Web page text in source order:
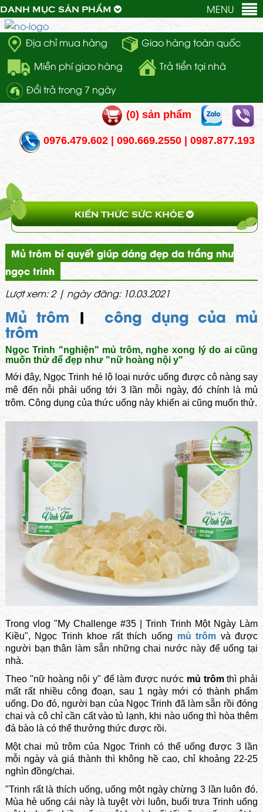
Địa chỉ mua hàng
Giao hàng toàn quốc
Miễn phí giao hàng
Trả tiển tại nhà
Đổi trả trong 7 ngày
(0) sản phẩm
0976.479.602 | 090.669.2550 | 0987.877.193
MENU
DANH MỤC SẢN PHẨM
KIẾN THỨC SỨC KHỎE
Mủ trôm bí quyết giúp dáng đẹp da trắng như
ngọc trinh
Lượt xem: 2 | ngày đăng: 10.03.2021
Mủ trôm | công dụng của mủ
trôm
Ngọc Trinh "nghiện" mủ trôm, nghe xong lý do ai cũng
muốn thử để đẹp như "nữ hoàng nội y"
Mới đây, Ngọc Trinh hé lộ loại nước uống được cô nàng say
mê đến nỗi phải uống tới 3 lần mỗi ngày, đó chính là mủ
trôm. Công dụng của thức uống này khiến ai cũng muốn thử.
Trong vlog "My Challenge #35 | Trinh Trinh Một Ngày Làm
Kiều", Ngọc Trinh khoe rất thích uống mủ trôm và được
người bạn thân làm sẵn những chai nước này để uống tại
nhà.
Theo "nữ hoàng nội y" để làm được nước mủ trômthì phải
mất rất nhiều công đoạn, sau 1 ngày mới có thành phẩm
uống. Do đó, người bạn của Ngọc Trinh đã làm sẵn rồi đóng
chai và cô chỉ cần cất vào tủ lạnh, khi nào uống thì hòa thêm
đá bào là có thể thưởng thức được rồi.
Một chai mủ trôm của Ngọc Trinh có thể uống được 3 lần
mỗi ngày và giá thành thì không hề cao, chỉ khoảng 22-25
nghìn đồng/chai.
"Trinh rất là thích uống, uống một ngày chừng 3 lần luôn đó.
Mùa hè uống cái này là tuyệt vời luôn, buổi trưa Trinh uống